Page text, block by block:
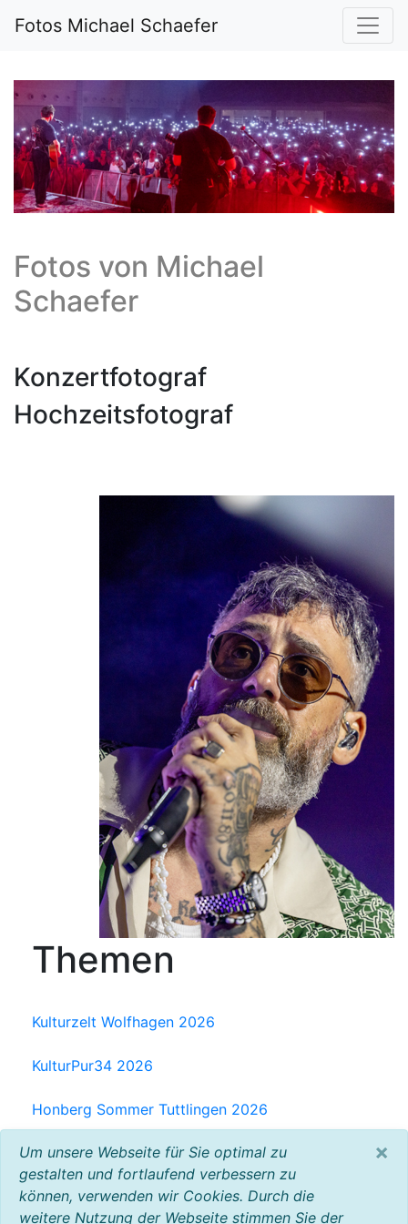
Fotos Michael Schaefer
Fotos von Michael
Schaefer
Konzertfotograf
Hochzeitsfotograf
Themen
Kulturzelt Wolfhagen 2026
KulturPur34 2026
Honberg Sommer Tuttlingen 2026
Milchwerk Musik Festival Radolfzell 2025
Baltic Open Air 2025
VW Bus Festival 2023
Um unsere Webseite für Sie optimal zu
gestalten und fortlaufend verbessern zu
können, verwenden wir Cookies. Durch die
weitere Nutzung der Webseite stimmen Sie der
×